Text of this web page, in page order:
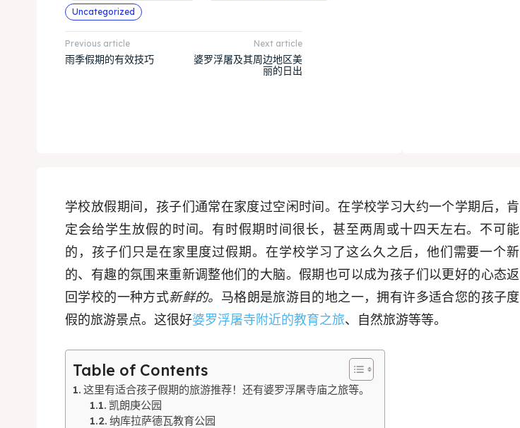
Uncategorized
Previous article
雨季假期的有效技巧
Next article
婆罗浮屠及其周边地区美
丽的日出
学校放假期间，孩子们通常在家度过空闲时间。在学校学习大约一个学期后，肯
定会给学生放假的时间。有时假期时间很长，甚至两周或十四天左右。不可能
的，孩子们只是在家里度过假期。在学校学习了这么久之后，他们需要一个新
的、有趣的氛围来重新调整他们的大脑。假期也可以成为孩子们以更好的心态返
回学校的一种方式新鲜的。 马格朗是旅游目的地之一，拥有许多适合您的孩子度
假的旅游景点。这很好婆罗浮屠寺附近的教育之旅、自然旅游等等。
Table of Contents
这里有适合孩子假期的旅游推荐！还有婆罗浮屠寺庙之旅等。
凯朗庚公园
纳库拉萨德瓦教育公园